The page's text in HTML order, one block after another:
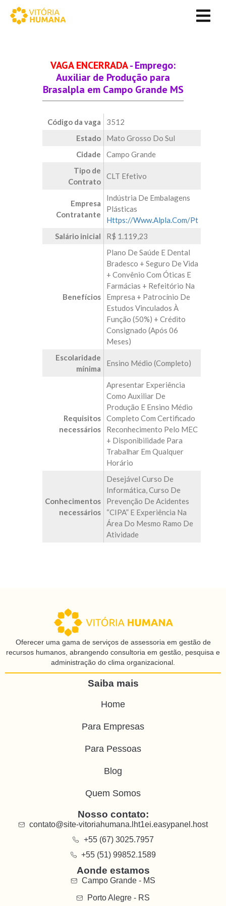
VAGA ENCERRADA- Emprego:
Auxiliar de Produção para
Brasalpla em Campo Grande MS
Código da vaga
3512
Estado
Mato Grosso Do Sul
Cidade
Campo Grande
Tipo de
Contrato
CLT Efetivo
Empresa
Contratante
Indústria De Embalagens
Plásticas
Https://Www.Alpla.Com/Pt
Salário inicial
R$ 1.119,23
Benefícios
Plano De Saúde E Dental
Bradesco + Seguro De Vida
+ Convênio Com Óticas E
Farmácias + Refeitório Na
Empresa + Patrocínio De
Estudos Vinculados À
Função (50%) + Crédito
Consignado (após 06
Meses)
Escolaridade
mínima
Ensino Médio (Completo)
Requisitos
necessários
Apresentar Experiência
Como Auxiliar De
Produção E Ensino Médio
Completo Com Certificado
Reconhecimento Pelo MEC
+ Disponibilidade Para
Trabalhar Em Qualquer
Horário
Conhecimentos
necessários
Desejável Curso De
Informática, Curso De
Prevenção De Acidentes
“CIPA” E Experiência Na
Área Do Mesmo Ramo De
Atividade
Oferecer uma gama de serviços de assessoria em gestão de
recursos humanos, abrangendo consultoria em gestão, pesquisa e
administração do clima organizacional.
Saiba mais
Home
Para Empresas
Para Pessoas
Blog
Quem Somos
Nosso contato:
contato@site-vitoriahumana.lht1ei.easypanel.host
+55 (67) 3025.7957
+55 (51) 99852.1589
Aonde estamos
Campo Grande - MS
Porto Alegre - RS